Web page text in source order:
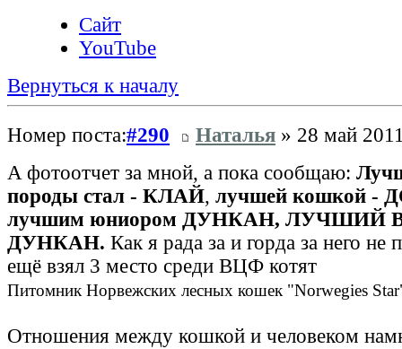
Сайт
YouTube
Вернуться к началу
Номер поста:#290 Наталья » 28 май
A фотоотчет за мной, а пока сообщаю:
породы стал - КЛАЙ, лучшей кошкой -
лучшим юниором ДУНКАН, ЛУЧШИЙ
ДУНКАН. Как я рада за и горда за него не
ещё взял 3 место среди ВЦФ котят
Питомник Норвежских лесных кошек "Norwegies
Отношения между кошкой и человеком